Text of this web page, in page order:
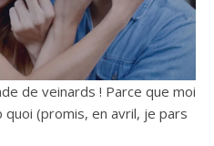
de veinards ! Parce que moi
quoi (promis, en avril, je pars